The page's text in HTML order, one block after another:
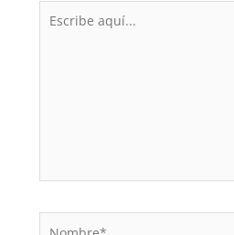
Escribe
Nombre*